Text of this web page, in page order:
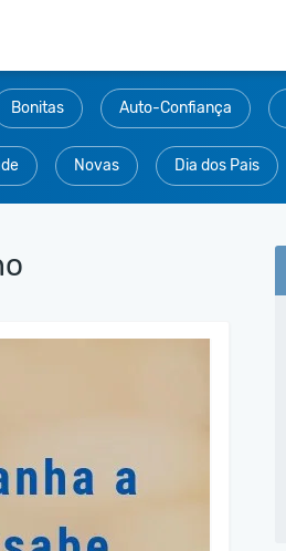
Bonitas Auto-Confiança
Novas Dia dos Pais